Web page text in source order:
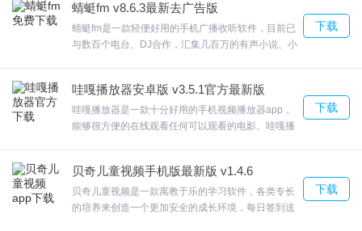
下载体验。
蜻蜓fm v8.6.3最新去广告版
蜻蜓fm是一款轻便好用的手机广播收听软件，目前已
与数百个电台、DJ合作，汇集几百万的有声小说、小
热衷听广播朋友打造跨地域收听广播的完美体验。
下载
哇嘎播放器安卓版 v3.5.1官方最新版
哇嘎播放器是一款十分好用的手机视频播放器app，
能够很方便的在线观看任何可以观看的电影。哇嘎播
影的人越多影片播放越流畅。
下载
贝奇儿童视频手机版最新版 v1.4.6
贝奇儿童视频是一款寓教于乐的学习软件，各类专长
的培养来创造一个更加安全的成长环境，每日签到送
下载